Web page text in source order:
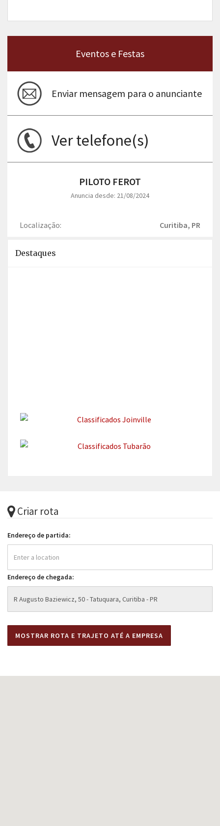
Eventos e Festas
Enviar mensagem para o anunciante
Ver telefone(s)
PILOTO FEROT
Anuncia desde: 21/08/2024
Localização: Curitiba, PR
Destaques
Criar rota
Endereço de partida:
Endereço de chegada: